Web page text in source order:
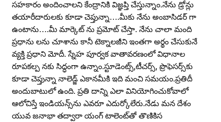
సహకారం అందించాలని కేంద్రానికి విజ్ఞప్తి చేస్తున్నాం.నేను డ్రోన్లు
తయారీదారులకు కూడా చెప్తున్నా….మీకు నేను అంబాసిడర్‌ గా
ఉంటాను….మీ మార్కెట్‌ ను ప్రమోట్‌ చేస్తా. నేను చాలా మంది
ప్రధాను లను చూశాను కానీ టెక్నాలజీని ఇంతగా అర్థం చేసుకునే
వ్యక్తి ప్రధాని మోదీ. స్నేహ పూర్వక వాతావరణంలో విధానాల
రూపకల్ప నకు సిద్ధంగా ఉన్నాం.స్టూడెంట్స్‌,టీచర్స్‌, ప్రొఫెసర్స్‌కు
కూడా చెప్తున్నా నాలెడ్జ్‌ ఎకానమీకి ఇది మంచి సమయం.ప్రతిదీ
అందుబాటులో ఉంది. ప్రతి దాన్ని ఎలా వినియోగించుకోవాలో
ఆలోచిస్తే ఇండియన్స్‌ను ఎవరూ ఎదుర్కోలేరు.నేడు మన దేశం
యువ జనాభా తద్వారా యంగ్‌ టాలెంట్‌తో తొణికిస